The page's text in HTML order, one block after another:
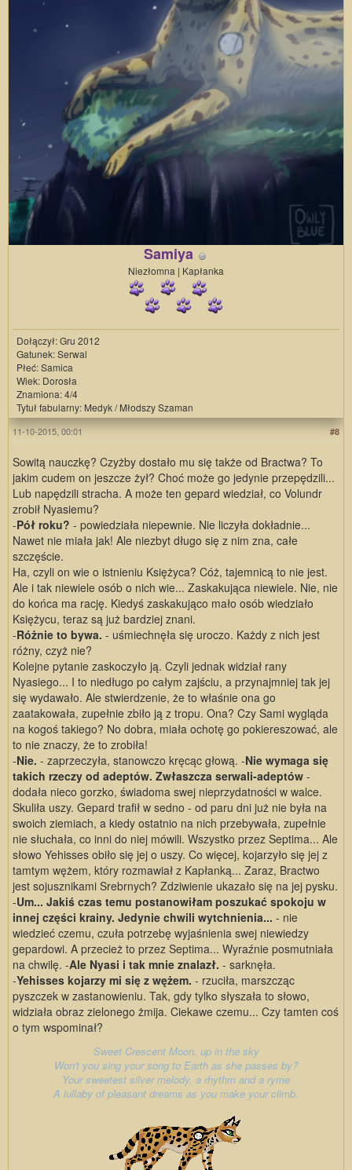
Samiya
Niezłomna | Kapłanka
Dołączył: Gru 2012
Gatunek: Serwal
Płeć: Samica
Wiek: Dorosła
Znamiona: 4/4
Tytuł fabularny: Medyk / Młodszy Szaman
#8
11-10-2015, 00:01
Sowitą nauczkę? Czyżby dostało mu się także od Bractwa? To
jakim cudem on jeszcze żył? Choć może go jedynie przepędzili...
Lub napędzili stracha. A może ten gepard wiedział, co Volundr
zrobił Nyasiemu?
-Pół roku? - powiedziała niepewnie. Nie liczyła dokładnie...
Nawet nie miała jak! Ale niezbyt długo się z nim zna, całe
szczęście.
Ha, czyli on wie o istnieniu Księżyca? Cóż, tajemnicą to nie jest.
Ale i tak niewiele osób o nich wie... Zaskakująca niewiele. Nie, nie
do końca ma rację. Kiedyś zaskakująco mało osób wiedziało
Księżycu, teraz są już bardziej znani.
-Różnie to bywa. - uśmiechnęła się uroczo. Każdy z nich jest
różny, czyż nie?
Kolejne pytanie zaskoczyło ją. Czyli jednak widział rany
Nyasiego... I to niedługo po całym zajściu, a przynajmniej tak jej
się wydawało. Ale stwierdzenie, że to właśnie ona go
zaatakowała, zupełnie zbiło ją z tropu. Ona? Czy Sami wygląda
na kogoś takiego? No dobra, miała ochotę go pokiereszować, ale
to nie znaczy, że to zrobiła!
-Nie. - zaprzeczyła, stanowczo kręcąc głową. -Nie wymaga się
takich rzeczy od adeptów. Zwłaszcza serwali-adeptów -
dodała nieco gorzko, świadoma swej nieprzydatności w walce.
Skuliła uszy. Gepard trafił w sedno - od paru dni już nie była na
swoich ziemiach, a kiedy ostatnio na nich przebywała, zupełnie
nie słuchała, co inni do niej mówili. Wszystko przez Septima... Ale
słowo Yehisses obiło się jej o uszy. Co więcej, kojarzyło się jej z
tamtym wężem, który rozmawiał z Kapłanką... Zaraz, Bractwo
jest sojusznikami Srebrnych? Zdziwienie ukazało się na jej pysku.
-Um... Jakiś czas temu postanowiłam poszukać spokoju w
innej części krainy. Jedynie chwili wytchnienia... - nie
wiedzieć czemu, czuła potrzebę wyjaśnienia swej niewiedzy
gepardowi. A przecież to przez Septima... Wyraźnie posmutniała
na chwilę. -Ale Nyasi i tak mnie znalazł. - sarknęła.
-Yehisses kojarzy mi się z wężem. - rzuciła, marszcząc
pyszczek w zastanowieniu. Tak, gdy tylko słyszała to słowo,
widziała obraz zielonego żmija. Ciekawe czemu... Czy tamten coś
o tym wspominał?
Sweet Crescent Moon, up in the sky
Won't you sing your song to Earth as she passes by?
Your sweetest silver melody, a rhythm and a ryme
A lullaby of pleasant dreams as you make your climb.